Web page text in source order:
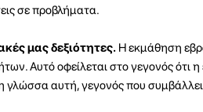
σε προβλήματα.
μας δεξιότητες.Η εκμάθηση
Αυτό οφείλεται στο γεγονός ότι
γλώσσα αυτή, γεγονός που